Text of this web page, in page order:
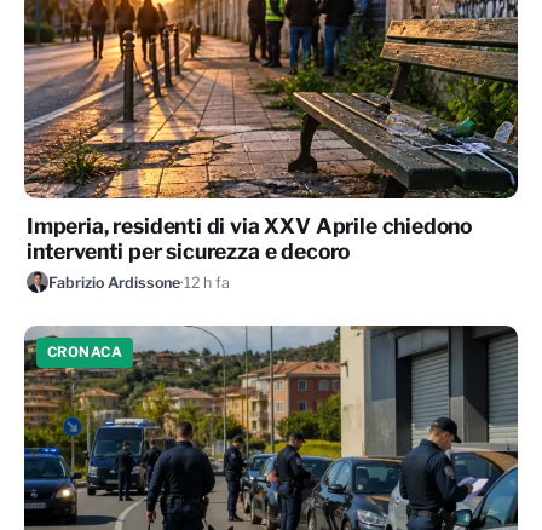
Imperia, residenti di via XXV Aprile chiedono
interventi per sicurezza e decoro
Fabrizio Ardissone·12 h fa
CRONACA